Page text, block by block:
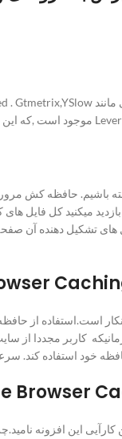
های تشکیل دهنده آن
است.استفاده از
کاربر مجددا از
خود استفاده
این افزونه